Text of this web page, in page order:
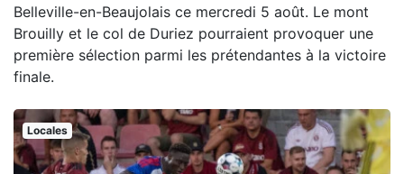
Belleville-en-Beaujolais ce mercredi 5 août. Le mont
Brouilly et le col de Duriez pourraient provoquer une
première sélection parmi les prétendantes à la victoire
finale.
Locales